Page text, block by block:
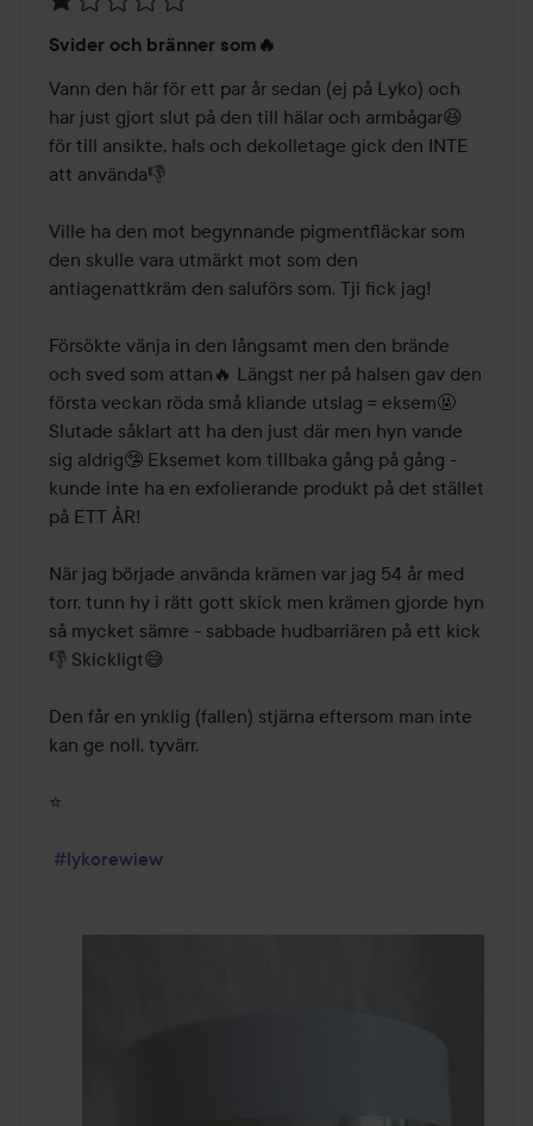
1
av
5
Svider och bränner som🔥
Vann den här för ett par år sedan (ej på Lyko) och
har just gjort slut på den till hälar och armbågar😆
för till ansikte, hals och dekolletage gick den INTE
att använda👎
Ville ha den mot begynnande pigmentfläckar som
den skulle vara utmärkt mot som den
antiagenattkräm den saluförs som. Tji fick jag!
Försökte vänja in den långsamt men den brände
och sved som attan🔥 Längst ner på halsen gav den
första veckan röda små kliande utslag = eksem🤬
Slutade såklart att ha den just där men hyn vande
sig aldrig🤥 Eksemet kom tillbaka gång på gång -
kunde inte ha en exfolierande produkt på det stället
på ETT ÅR!
När jag började använda krämen var jag 54 år med
torr, tunn hy i rätt gott skick men krämen gjorde hyn
så mycket sämre - sabbade hudbarriären på ett kick
👎 Skickligt😅
Den får en ynklig (fallen) stjärna eftersom man inte
kan ge noll, tyvärr.
⭐
#lykorewiew